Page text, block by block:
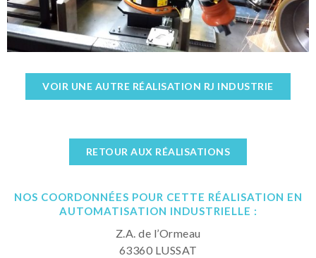
VOIR UNE AUTRE RÉALISATION RJ INDUSTRIE
RETOUR AUX RÉALISATIONS
NOS COORDONNÉES POUR CETTE RÉALISATION EN
AUTOMATISATION INDUSTRIELLE :
Z.A. de l’Ormeau
63360 LUSSAT